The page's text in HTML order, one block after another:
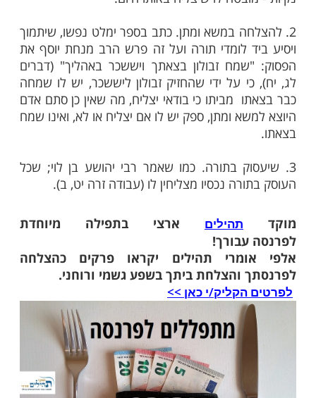
עוד תוכן חדש ומפתיע! התחברו לכל
שלנו בתהיליםבלחיצה כאן >>>​
אוריאלז'
אחת, בשעה שיקום ממיטתו, בידים
לו שיצליח באותו היום.
במשא ומתן. כתב בספר ימלט נפשו, שיתמוך
לומדי תורה ועל זה פרש הרב מנחת יוסף את
זבולון בצאתך ויששכר באהליך" (דברים
על ידי שהחזיק זבולון ליששכר, יש לו שמחה
מביתו כי בודאי יצליח, מה שאין כן סתם אדם
ומתן, ספק יש לו אם יצליח או לא, ואינו שמח
בתורה. כמו שאמר רבי יהושע בן לוי; שכל
נכסיו מצליחין לו (עבודה זרה יט, ב).